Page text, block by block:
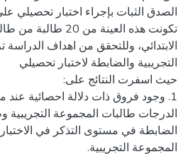
الصدق الثبات بإجراء اختبار تحصيلي
تكونت هذه العينة
الابتدائي، وللتحقق من اهداف
الدرجات طالبات المجموعة التجريبية
الضابطة في مستوى التذكر في